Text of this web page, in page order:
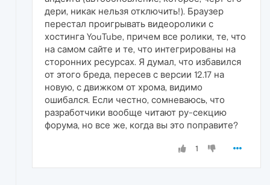
дери, никак нельзя отключить!). Браузер
перестал проигрывать видеоролики с
хостинга YouTube, причем все ролики, те, что
на самом сайте и те, что интегрированы на
сторонних ресурсах. Я думал, что избавился
от этого бреда, пересев с версии 12.17 на
новую, с движком от хрома, видимо
ошибался. Если честно, сомневаюсь, что
разработчики вообще читают ру-секцию
форума, но все же, когда вы это поправите?
1